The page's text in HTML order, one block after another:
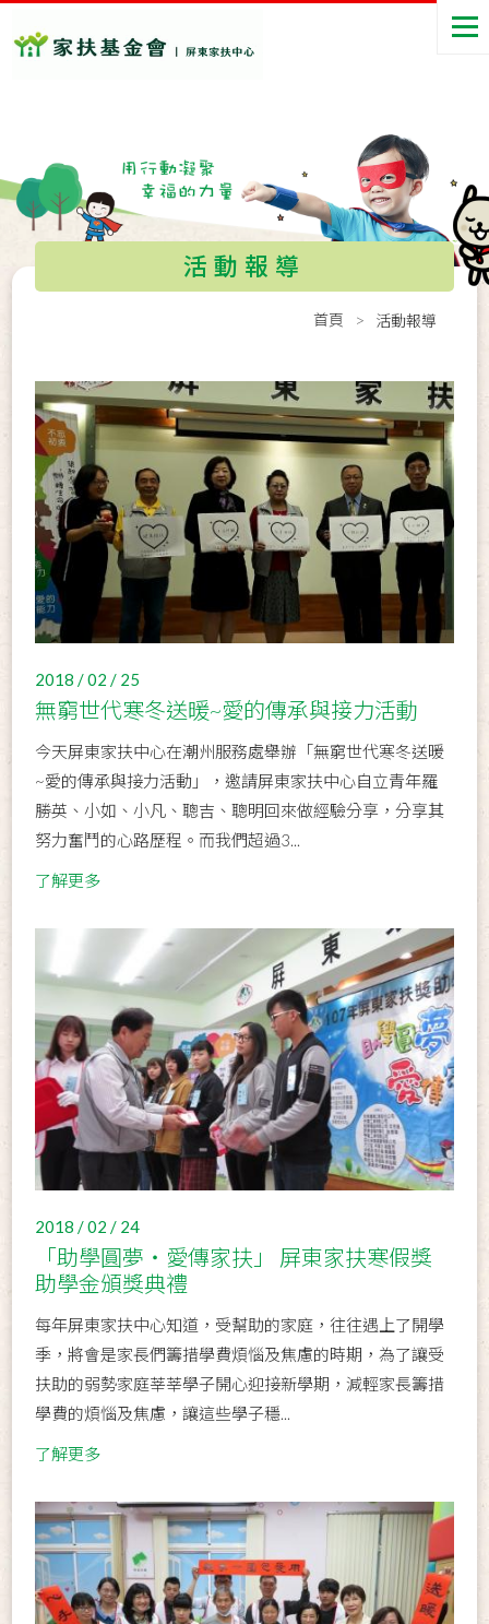
活動報導
首頁 活動報導
2018 / 02 / 25
無窮世代寒冬送暖~愛的傳承與接力活動
今天屏東家扶中心在潮州服務處舉辦「無窮世代寒冬送暖
~愛的傳承與接力活動」，邀請屏東家扶中心自立青年羅
勝英、小如、小凡、聰吉、聰明回來做經驗分享，分享其
努力奮鬥的心路歷程。而我們超過3...
了解更多
2018 / 02 / 24
「助學圓夢‧愛傳家扶」 屏東家扶寒假獎
助學金頒獎典禮
每年屏東家扶中心知道，受幫助的家庭，往往遇上了開學
季，將會是家長們籌措學費煩惱及焦慮的時期，為了讓受
扶助的弱勢家庭莘莘學子開心迎接新學期，減輕家長籌措
學費的煩惱及焦慮，讓這些學子穩...
了解更多